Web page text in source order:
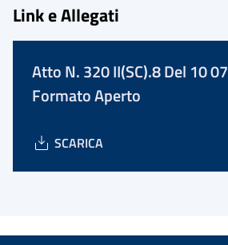
Link e Allegati
Atto N. 320 II(SC).8 Del 10
Formato Aperto
SCARICA